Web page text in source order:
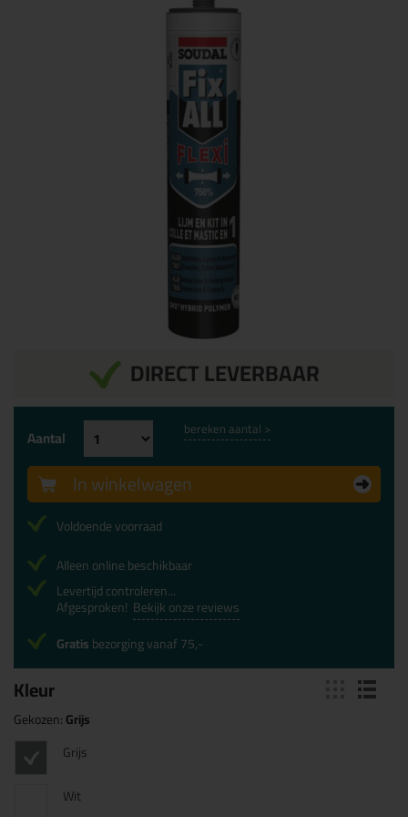
DIRECT LEVERBAAR
Kleur
Gekozen:Grijs
Grijs
Wit
Aantal bereken aantal >
In winkelwagen
Voldoende voorraad
Alleen online beschikbaar
Levertijd controleren...
Afgesproken! Bekijk onze reviews
Gratisbezorging vanaf 75,-